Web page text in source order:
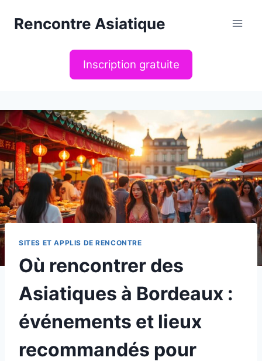
Rencontre Asiatique
Inscription gratuite
SITES ET APPLIS DE RENCONTRE
Où rencontrer des
Asiatiques à Bordeaux :
événements et lieux
recommandés pour